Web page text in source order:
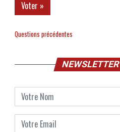
Questions précédentes
NEWSLETTER